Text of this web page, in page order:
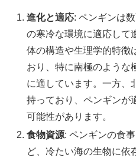
進化と適応: ペンギンは
の寒冷な環境に適応して
体の構造や生理学的特徴
おり、特に南極のような
に適しています。一方、
持っており、ペンギンが
可能性があります。
食物資源: ペンギンの食
ど、冷たい海の生物に依